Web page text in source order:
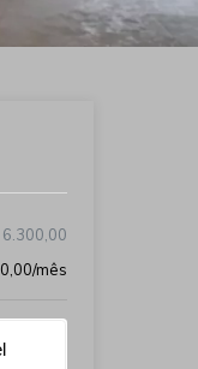
6.300,00
mês